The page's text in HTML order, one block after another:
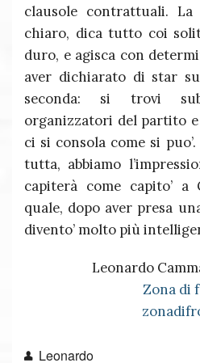
clausole contrattuali.
chiaro, dica tutto coi
duro, e agisca con
aver dichiarato di star
seconda: si trovi
organizzatori del partito
ci si consola come si
tutta, abbiamo
capiterà come capito’ a
quale, dopo aver presa
divento’ molto più
Leonardo
Zona di
Leonardo